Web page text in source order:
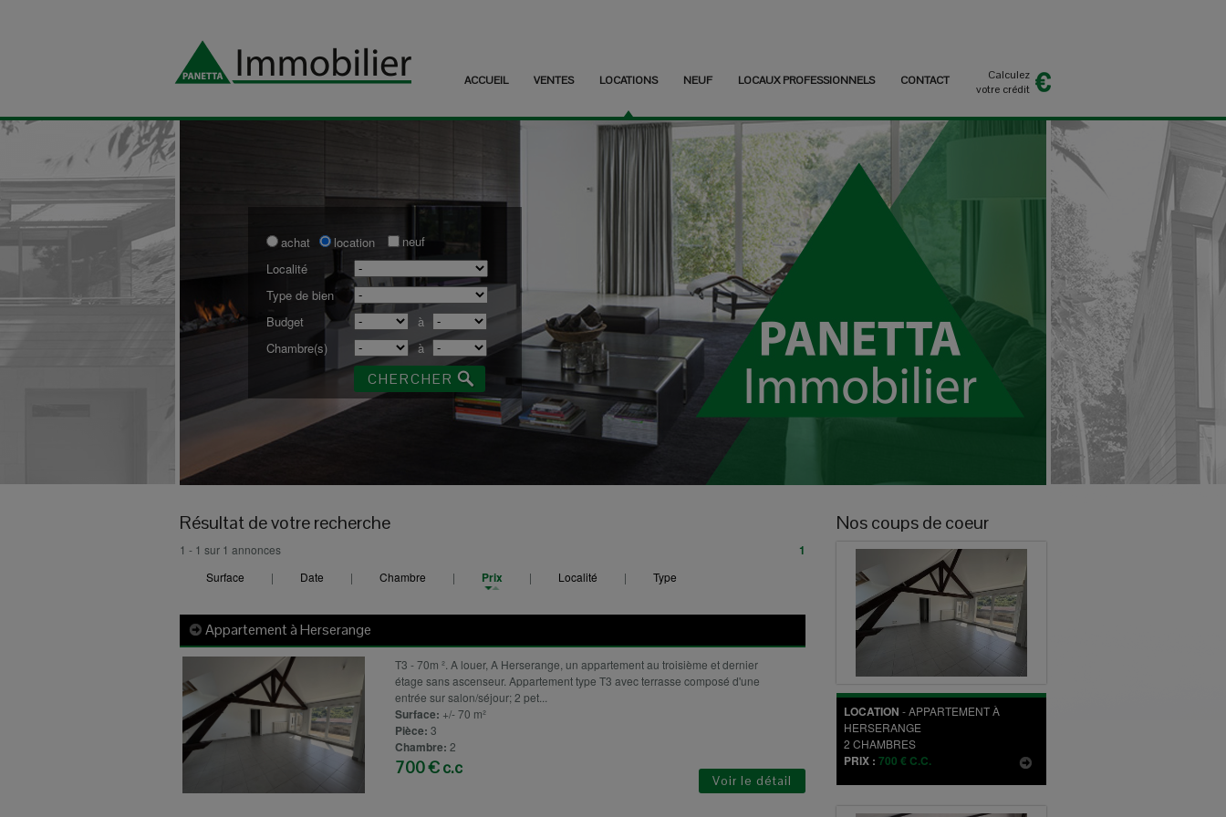
ACCUEIL VENTES LOCATIONS NEUF LOCAUX PROFESSIONNELS CONTACT
Calculez
votre crédit
achat location
neuf
Localité
Type de bien
Budget
à
Chambre(s)
à
Résultat de votre recherche
1 - 1 sur 1 annonces 1
Surface | Date | Chambre | Prix | Localité | Type
Appartement àHerserange
T3 - 70m ². A louer, A Herserange, un appartement au troisième et dernier
étage sans ascenseur. Appartement type T3 avec terrasse composé d'une
entrée sur salon/séjour; 2 pet...
Surface: +/- 70 m²
Pièce: 3
Chambre: 2
700 € c.c
Voir le détail
Nos coups de coeur
LOCATION -APPARTEMENTÀ
HERSERANGE
2 CHAMBRES
PRIX : 700 € C.C.